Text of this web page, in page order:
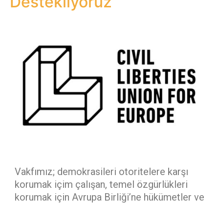
Vakfımız; demokrasileri otoritelere karşı
korumak içim çalışan, temel özgürlükleri
korumak için Avrupa Birliği’ne hükümetler ve